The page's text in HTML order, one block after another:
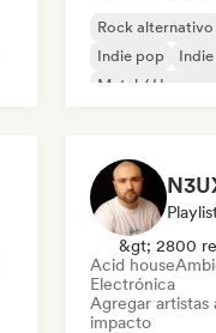
Rock alternativo
Indie pop
Metal / Heavy
&gt; 2800
Acid house
Electrónica
Agregar artistas
impacto